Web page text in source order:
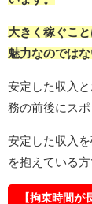
大きく稼ぐこ
魅力なのではな
安定した収入
務の前後にス
安定した収入
を抱えている
【拘束時間